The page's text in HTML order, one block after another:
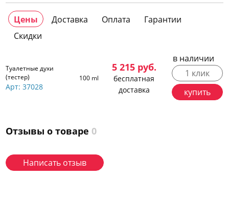
Цены Доставка Оплата
Гарантии
Скидки
Туалетные духи
(тестер)
Арт: 37028
100 ml
5 215руб.
бесплатная
доставка
в наличии
1 клик
купить
Отзывы о товаре 0
Написать отзыв